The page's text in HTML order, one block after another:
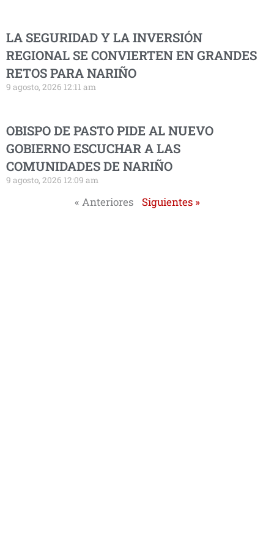
LA SEGURIDAD Y LA INVERSIÓN
REGIONAL SE CONVIERTEN EN GRANDES
RETOS PARA NARIÑO
9 agosto, 2026 12:11 am
OBISPO DE PASTO PIDE AL NUEVO
GOBIERNO ESCUCHAR A LAS
COMUNIDADES DE NARIÑO
9 agosto, 2026 12:09 am
« Anteriores Siguientes »